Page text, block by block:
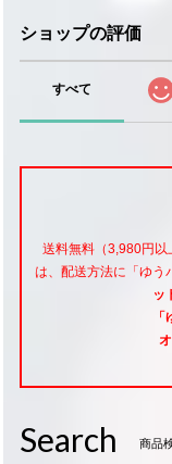
ショップの評価
すべて
送料無料（3,980円以
は、配送方法に「ゆう
ッ
Search 商品